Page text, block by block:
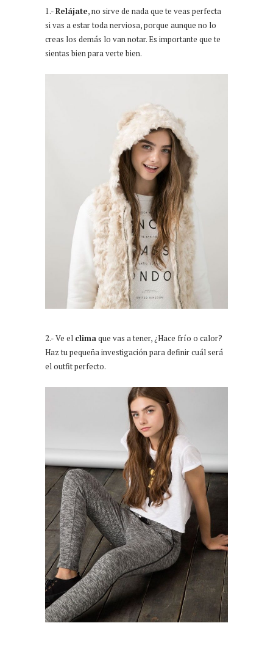
1.-Relájate, no sirve de nada que te veas perfecta
si vas a estar toda nerviosa, porque aunque no lo
creas los demás lo van notar. Es importante que te
sientas bien para verte bien.
2.- Ve el climaque vas a tener, ¿Hace frío o calor?
Haz tu pequeña investigación para definir cuál será
el outfit perfecto.